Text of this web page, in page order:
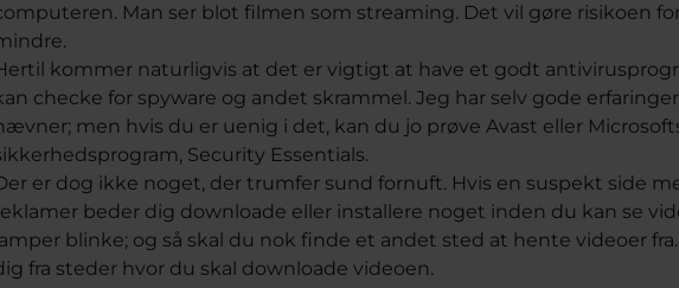
Man ser blot filmen som streaming. Det vil gøre risikoen
kommer naturligvis at det er vigtigt at have et godt
checke for spyware og andet skrammel. Jeg har selv gode
men hvis du er uenig i det, kan du jo prøve Avast eller
Security Essentials.
er dog ikke noget, der trumfer sund fornuft. Hvis en suspekt side
beder dig downloade eller installere noget inden du kan se
blinke; og så skal du nok finde et andet sted at hente videoer
fra steder hvor du skal downloade videoen.